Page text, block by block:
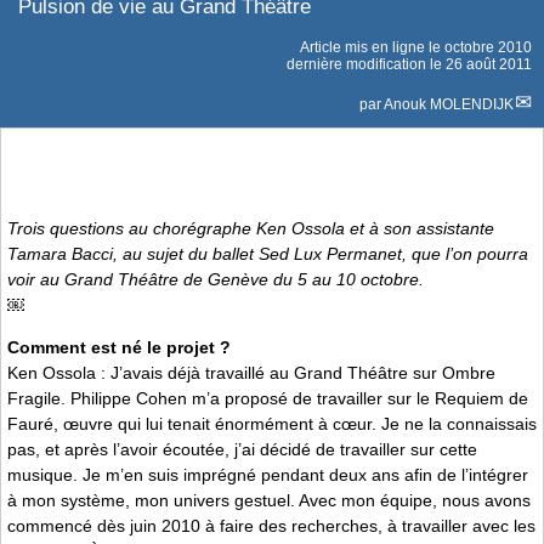
Pulsion de vie au Grand Théâtre
Article mis en ligne le octobre 2010
dernière modification le 26 août 2011
parAnouk MOLENDIJK
Trois questions au chorégraphe Ken Ossola et à son assistante
Tamara Bacci, au sujet du balletSed Lux Permanet, que l’on pourra
voir au Grand Théâtre de Genève du 5 au 10 octobre.
￼
Comment est né le projet ?
Ken Ossola : J’avais déjà travaillé au Grand Théâtre sur Ombre
Fragile. Philippe Cohen m’a proposé de travailler sur le Requiem de
Fauré, œuvre qui lui tenait énormément à cœur. Je ne la connaissais
pas, et après l’avoir écoutée, j’ai décidé de travailler sur cette
musique. Je m’en suis imprégné pendant deux ans afin de l’intégrer
à mon système, mon univers gestuel. Avec mon équipe, nous avons
commencé dès juin 2010 à faire des recherches, à travailler avec les